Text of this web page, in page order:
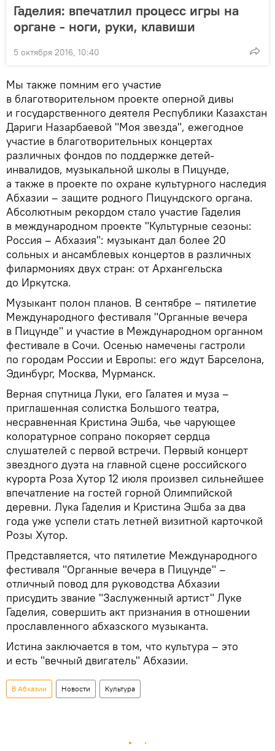
Гаделия: впечатлил процесс игры на
органе - ноги, руки, клавиши
5 октября 2016, 10:40
Мы также помним его участие
в благотворительном проекте оперной дивы
и государственного деятеля Республики Казахстан
Дариги Назарбаевой "Моя звезда", ежегодное
участие в благотворительных концертах
различных фондов по поддержке детей-
инвалидов, музыкальной школы в Пицунде,
а также в проекте по охране культурного наследия
Абхазии – защите родного Пицундского органа.
Абсолютным рекордом стало участие Гаделия
в международном проекте "Культурные сезоны:
Россия – Абхазия": музыкант дал более 20
сольных и ансамблевых концертов в различных
филармониях двух стран: от Архангельска
до Иркутска.
Музыкант полон планов. В сентябре – пятилетие
Международного фестиваля "Органные вечера
в Пицунде" и участие в Международном органном
фестивале в Сочи. Осенью намечены гастроли
по городам России и Европы: его ждут Барселона,
Эдинбург, Москва, Мурманск.
Верная спутница Луки, его Галатея и муза –
приглашенная солистка Большого театра,
несравненная Кристина Эшба, чье чарующее
колоратурное сопрано покоряет сердца
слушателей с первой встречи. Первый концерт
звездного дуэта на главной сцене российского
курорта Роза Хутор 12 июля произвел сильнейшее
впечатление на гостей горной Олимпийской
деревни. Лука Гаделия и Кристина Эшба за два
года уже успели стать летней визитной карточкой
Розы Хутор.
Представляется, что пятилетие Международного
фестиваля "Органные вечера в Пицунде" –
отличный повод для руководства Абхазии
присудить звание "Заслуженный артист" Луке
Гаделия, совершить акт признания в отношении
прославленного абхазского музыканта.
Истина заключается в том, что культура – это
и есть "вечный двигатель" Абхазии.
В Абхазии Новости Культура